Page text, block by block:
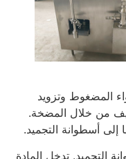
المضغوط وتزويد
من خلال المضخة.
إلى أسطوانة التجميد.
تدخل المادة